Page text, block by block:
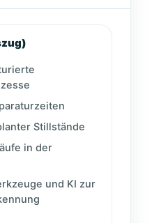
Stillstände
in der
und KI zur